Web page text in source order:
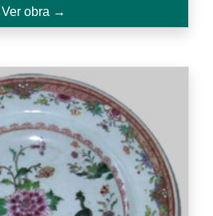
Ver obra →